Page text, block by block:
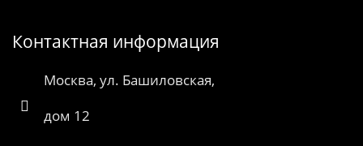
Контактная информация
Москва, ул. Башиловская,
дом 12